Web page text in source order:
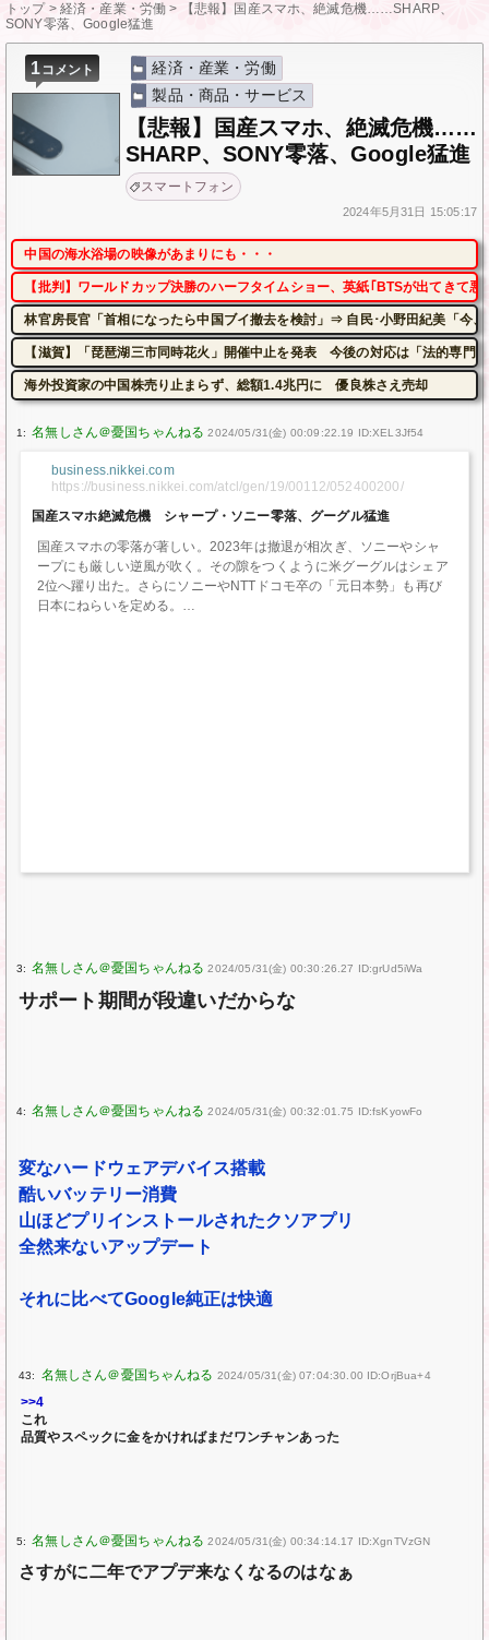
トップ> 経済・産業・労働 >
【悲報】国産スマホ、絶滅危機……SHARP、
SONY零落、Google猛進
1コメント
経済・産業・労働
製品・商品・サービス
【悲報】国産スマホ、絶滅危機……
SHARP、SONY零落、Google猛進
スマートフォン
2024年5月31日 15:05:17
中国の海水浴場の映像があまりにも・・・
【批判】ワールドカップ決勝のハーフタイムショー、英紙｢BTSが出てきて悪
林官房長官「首相になったら中国ブイ撤去を検討」⇒ 自民･小野田紀美「今
【滋賀】「琵琶湖三市同時花火」開催中止を発表 今後の対応は「法的専門
海外投資家の中国株売り止まらず、総額1.4兆円に 優良株さえ売却
1: 2024/05/31(金) 00:09:22.19 ID:XEL3Jf54
business.nikkei.com
https://business.nikkei.com/atcl/gen/19/00112/052400200/
国産スマホ絶滅危機 シャープ・ソニー零落、グーグル猛進
国産スマホの零落が著しい。2023年は撤退が相次ぎ、ソニーやシャ
ープにも厳しい逆風が吹く。その隙をつくように米グーグルはシェア
2位へ躍り出た。さらにソニーやNTTドコモ卒の「元日本勢」も再び
日本にねらいを定める。
3: 2024/05/31(金) 00:30:26.27 ID:grUd5iWa
サポート期間が段違いだからな
4: 2024/05/31(金) 00:32:01.75 ID:fsKyowFo
変なハードウェアデバイス搭載
酷いバッテリー消費
山ほどプリインストールされたクソアプリ
全然来ないアップデート
それに比べてGoogle純正は快適
43: 2024/05/31(金) 07:04:30.00 ID:OrjBua+4
>>4
これ
品質やスペックに金をかければまだワンチャンあった
5: 2024/05/31(金) 00:34:14.17 ID:XgnTVzGN
さすがに二年でアプデ来なくなるのはなぁ